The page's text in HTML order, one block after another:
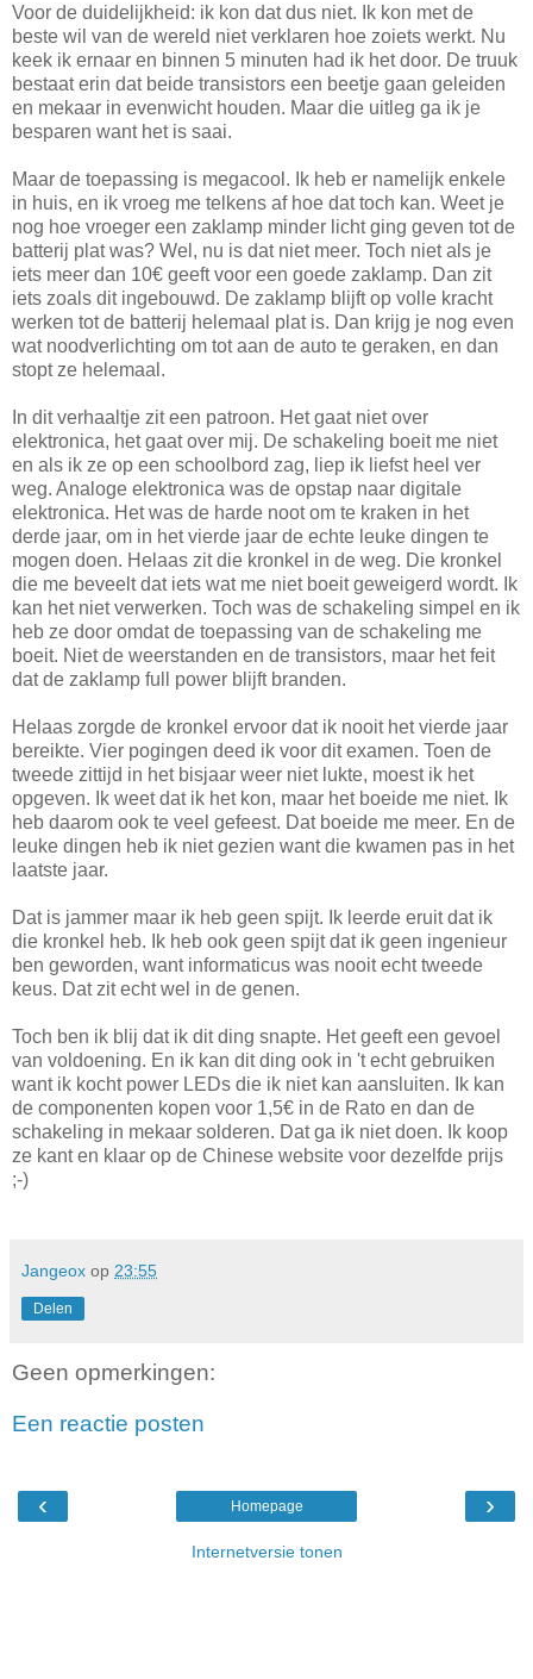
Voor de duidelijkheid: ik kon dat dus niet. Ik kon met de
beste wil van de wereld niet verklaren hoe zoiets werkt. Nu
keek ik ernaar en binnen 5 minuten had ik het door. De truuk
bestaat erin dat beide transistors een beetje gaan geleiden
en mekaar in evenwicht houden. Maar die uitleg ga ik je
besparen want het is saai.
Maar de toepassing is megacool. Ik heb er namelijk enkele
in huis, en ik vroeg me telkens af hoe dat toch kan. Weet je
nog hoe vroeger een zaklamp minder licht ging geven tot de
batterij plat was? Wel, nu is dat niet meer. Toch niet als je
iets meer dan 10€ geeft voor een goede zaklamp. Dan zit
iets zoals dit ingebouwd. De zaklamp blijft op volle kracht
werken tot de batterij helemaal plat is. Dan krijg je nog even
wat noodverlichting om tot aan de auto te geraken, en dan
stopt ze helemaal.
In dit verhaaltje zit een patroon. Het gaat niet over
elektronica, het gaat over mij. De schakeling boeit me niet
en als ik ze op een schoolbord zag, liep ik liefst heel ver
weg. Analoge elektronica was de opstap naar digitale
elektronica. Het was de harde noot om te kraken in het
derde jaar, om in het vierde jaar de echte leuke dingen te
mogen doen. Helaas zit die kronkel in de weg. Die kronkel
die me beveelt dat iets wat me niet boeit geweigerd wordt. Ik
kan het niet verwerken. Toch was de schakeling simpel en ik
heb ze door omdat de toepassing van de schakeling me
boeit. Niet de weerstanden en de transistors, maar het feit
dat de zaklamp full power blijft branden.
Helaas zorgde de kronkel ervoor dat ik nooit het vierde jaar
bereikte. Vier pogingen deed ik voor dit examen. Toen de
tweede zittijd in het bisjaar weer niet lukte, moest ik het
opgeven. Ik weet dat ik het kon, maar het boeide me niet. Ik
heb daarom ook te veel gefeest. Dat boeide me meer. En de
leuke dingen heb ik niet gezien want die kwamen pas in het
laatste jaar.
Dat is jammer maar ik heb geen spijt. Ik leerde eruit dat ik
die kronkel heb. Ik heb ook geen spijt dat ik geen ingenieur
ben geworden, want informaticus was nooit echt tweede
keus. Dat zit echt wel in de genen.
Toch ben ik blij dat ik dit ding snapte. Het geeft een gevoel
van voldoening. En ik kan dit ding ook in 't echt gebruiken
want ik kocht power LEDs die ik niet kan aansluiten. Ik kan
de componenten kopen voor 1,5€ in de Rato en dan de
schakeling in mekaar solderen. Dat ga ik niet doen. Ik koop
ze kant en klaar op de Chinese website voor dezelfde prijs
;-)
Jangeox op 23:55
Delen
Geen opmerkingen:
Een reactie posten
‹ ›
Homepage
Internetversie tonen